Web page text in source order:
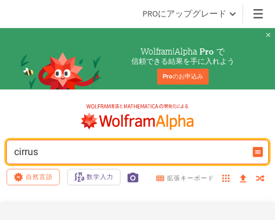
PROにアップグレード
Wolfram|Alpha Pro で
信頼できる結果を手に入れよう
Proのお申込み
cirrus
自然言語 数学入力 拡張キーボード